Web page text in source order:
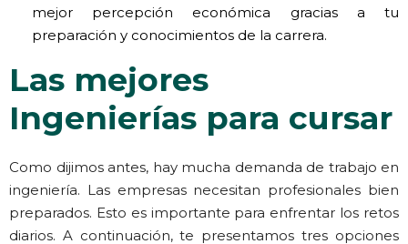
mejor percepción económica gracias a tu
preparación y conocimientos de la carrera.
Las mejores
Ingenierías para cursar
Como dijimos antes, hay mucha demanda de trabajo en
ingeniería. Las empresas necesitan profesionales bien
preparados. Esto es importante para enfrentar los retos
diarios. A continuación, te presentamos tres opciones